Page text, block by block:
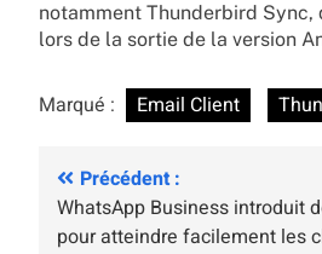
notamment Thunderbird Sync,
lors de la sortie de la version
Marqué : Email Client
Navigation
de
Précédent :
WhatsApp Business introduit
pour atteindre facilement les